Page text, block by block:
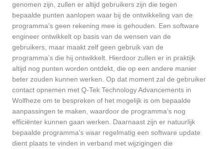
genomen zijn, zullen er altijd gebruikers zijn die tegen
bepaalde punten aanlopen waar bij de ontwikkeling van de
programma’s geen rekening mee is gehouden. Een software
engineer ontwikkelt op basis van de wensen van de
gebruikers, maar maakt zelf geen gebruik van de
programma’s die hij ontwikkelt. Hierdoor zullen er in praktijk
altijd nog punten worden ontdekt, die op een andere manier
beter zouden kunnen werken. Op dat moment zal de gebruiker
contact opnemen met Q-Tek Technology Advancements in
Wolfheze om te bespreken of het mogelijk is om bepaalde
aanpassingen te maken, waardoor de programma’s nog
efficiënter kunnen gaan werken. Daarnaast zijn er natuurlijk
bepaalde programma’s waar regelmatig een software update
dient plaats te vinden in verband met wijzigingen die